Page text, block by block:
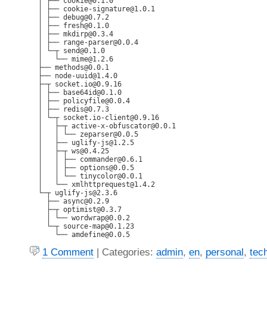
  │ ├── cookie-signature@1.0.1
  │ ├── debug@0.7.2
  │ ├── fresh@0.1.0
  │ ├── mkdirp@0.3.4
  │ ├── range-parser@0.0.4
  │ └─┬ send@0.1.0
  │   └── mime@1.2.6
  ├── methods@0.0.1
  ├── node-uuid@1.4.0
  ├─┬ socket.io@0.9.16
  │ ├── base64id@0.1.0
  │ ├── policyfile@0.0.4
  │ ├── redis@0.7.3
  │ └─┬ socket.io-client@0.9.16
  │   ├─┬ active-x-obfuscator@0.0.1
  │   │ └── zeparser@0.0.5
  │   ├── uglify-js@1.2.5
  │   ├─┬ ws@0.4.25
  │   │ ├── commander@0.6.1
  │   │ ├── options@0.0.5
  │   │ └── tinycolor@0.0.1
  │   └── xmlhttprequest@1.4.2
  └─┬ uglify-js@2.3.6
    ├── async@0.2.9
    ├─┬ optimist@0.3.7
    │ └── wordwrap@0.0.2
    └─┬ source-map@0.1.23
1 Comment | Categories: admin, en, personal,